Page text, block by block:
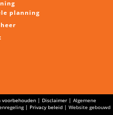
planning
voorbehouden | Disclaimer | Algemene
| Privacy beleid | Website gebouwd